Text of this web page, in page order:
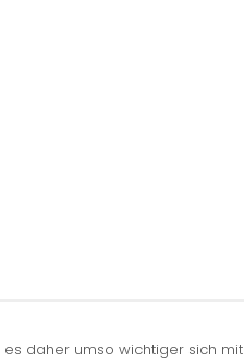
daher umso wichtiger sich